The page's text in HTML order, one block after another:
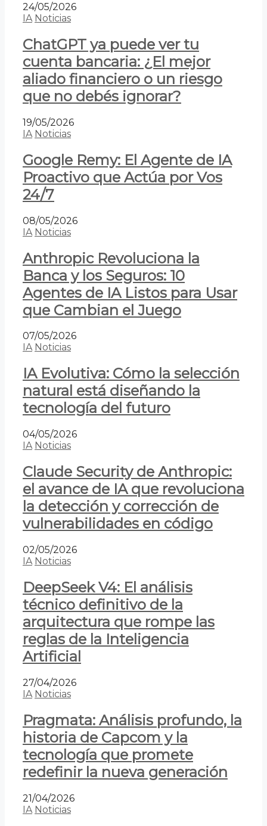
24/05/2026
IA Noticias
ChatGPT ya puede ver tu
cuenta bancaria: ¿El mejor
aliado financiero o un riesgo
que no debés ignorar?
19/05/2026
IA Noticias
Google Remy: El Agente de IA
Proactivo que Actúa por Vos
24/7
08/05/2026
IA Noticias
Anthropic Revoluciona la
Banca y los Seguros: 10
Agentes de IA Listos para Usar
que Cambian el Juego
07/05/2026
IA Noticias
IA Evolutiva: Cómo la selección
natural está diseñando la
tecnología del futuro
04/05/2026
IA Noticias
Claude Security de Anthropic:
el avance de IA que revoluciona
la detección y corrección de
vulnerabilidades en código
02/05/2026
IA Noticias
DeepSeek V4: El análisis
técnico definitivo de la
arquitectura que rompe las
reglas de la Inteligencia
Artificial
27/04/2026
IA Noticias
Pragmata: Análisis profundo, la
historia de Capcom y la
tecnología que promete
redefinir la nueva generación
21/04/2026
IA Noticias